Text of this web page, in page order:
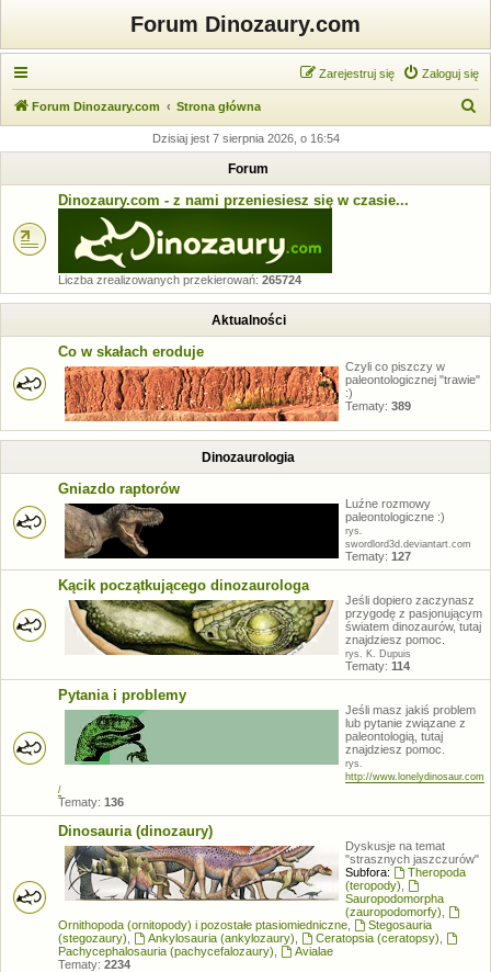
Forum Dinozaury.com
Zaloguj się
Zarejestruj się
Forum Dinozaury.com Strona główna
k
Dzisiaj jest 7 sierpnia 2026, o 16:54
Forum
Dinozaury.com - z nami przeniesiesz się w czasie...
Liczba zrealizowanych przekierowań: 265724
Aktualności
Co w skałach eroduje
Czyli co piszczy w
paleontologicznej "trawie"
:)
Tematy: 389
Dinozaurologia
Gniazdo raptorów
Luźne rozmowy
paleontologiczne :)
rys.
swordlord3d.deviantart.com
Tematy: 127
Kącik początkującego dinozaurologa
Jeśli dopiero zaczynasz
przygodę z pasjonującym
światem dinozaurów, tutaj
znajdziesz pomoc.
rys. K. Dupuis
Tematy: 114
Pytania i problemy
Jeśli masz jakiś problem
lub pytanie związane z
paleontologią, tutaj
znajdziesz pomoc.
rys.
http://www.lonelydinosaur.com
/
Tematy: 136
Dinosauria (dinozaury)
Dyskusje na temat
"strasznych jaszczurów"
Subfora:
Theropoda
(teropody)
Sauropodomorpha
(zauropodomorfy)
Ornithopoda (ornitopody) i pozostałe ptasiomiedniczne
Stegosauria
(stegozaury)
Ankylosauria (ankylozaury) Ceratopsia (ceratopsy)
Pachycephalosauria (pachycefalozaury)
Avialae
Tematy: 2234